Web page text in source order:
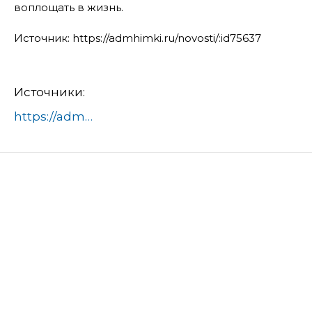
воплощать в жизнь.
Источник: https://admhimki.ru/novosti/:id75637
Источники:
https://admhimki.ru/novosti/:id75637